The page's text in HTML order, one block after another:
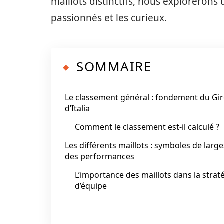
passionnés et les curieux.
SOMMAIRE
Le classement général : fondement du
d’Italia
Comment le classement est-il calculé ?
Les différents maillots : symboles de
des performances
L’importance des maillots dans la
d’équipe